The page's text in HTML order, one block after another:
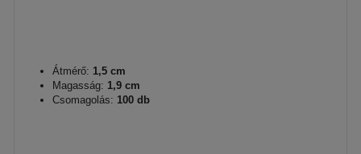
Átmérő: 1,5 cm
Magasság: 1,9 cm
Csomagolás: 100 db